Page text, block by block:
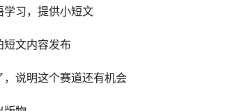
学习，提供小短文
短文内容发布
说明这个赛道还有机会